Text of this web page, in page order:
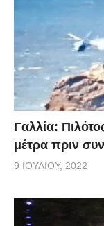
Γαλλία:
μέτρα πριν
9 ΙΟΥΛΊΟΥ, 2022